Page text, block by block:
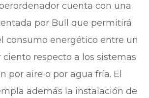
cuenta con una
por Bull que permitirá
consumo energético entre un
respecto a los sistemas
por aire o por agua fría. El
además la instalación de